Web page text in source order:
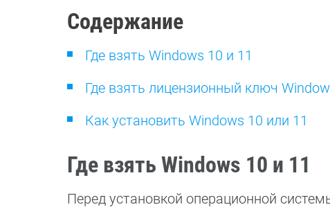
Содержание
Где взять Windows 10 и 11
Где взять лицензионный ключ
Как установить Windows 10 или 11
Где взять Windows 10 и 11
Перед установкой операционной